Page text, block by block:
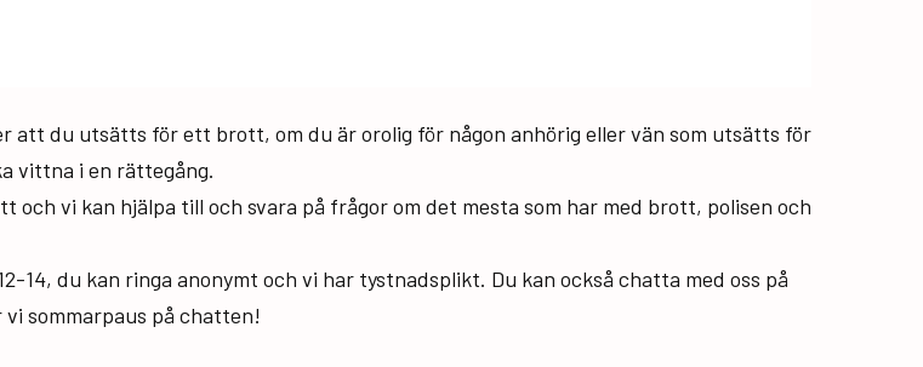
att du utsätts för ett brott, om du är orolig för någon anhörig eller vän som utsätts för
vittna i en rättegång.
vi kan hjälpa till och svara på frågor om det mesta som har med brott, polisen och
14, du kan ringa anonymt och vi har tystnadsplikt. Du kan också chatta med oss på
sommarpaus på chatten!